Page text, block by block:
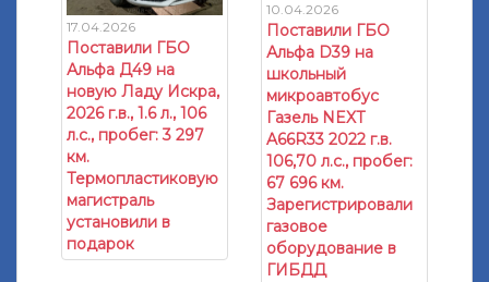
17.04.2026
Поставили ГБО
Альфа Д49 на
новую Ладу Искра,
2026 г.в., 1.6 л., 106
л.с., пробег: 3 297
км.
Термопластиковую
магистраль
установили в
подарок
10.04.2026
Поставили ГБО
Альфа D39 на
школьный
микроавтобус
Газель NEXT
A66R33 2022 г.в.
106,70 л.с., пробег:
67 696 км.
Зарегистрировали
газовое
оборудование в
ГИБДД